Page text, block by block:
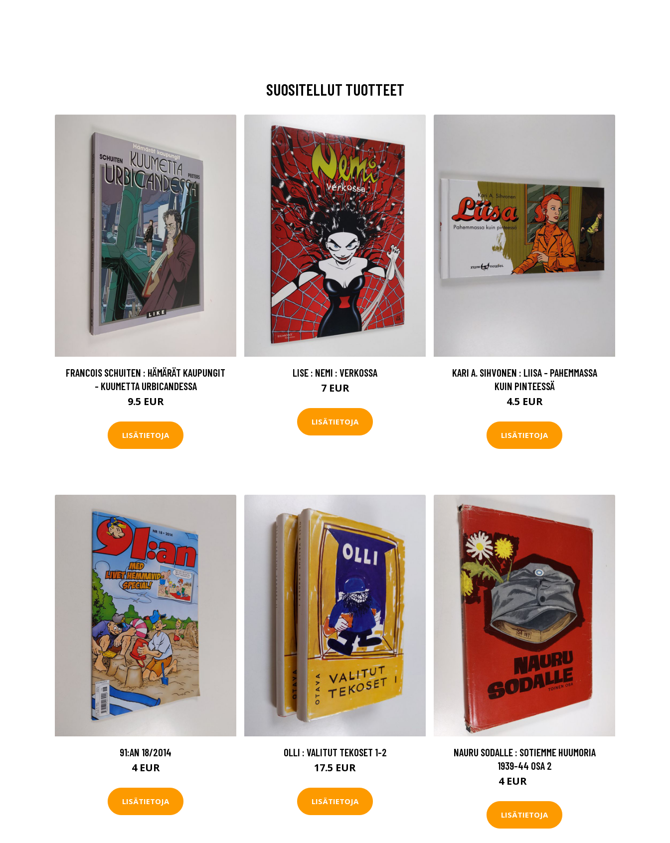
SUOSITELLUT TUOTTEET
FRANCOIS SCHUITEN : HÄMÄRÄT KAUPUNGIT
- KUUMETTA URBICANDESSA
9.5 EUR
LISÄTIETOJA
LISE : NEMI : VERKOSSA
7 EUR
LISÄTIETOJA
KARI A. SIHVONEN : LIISA - PAHEMMASSA
KUIN PINTEESSÄ
4.5 EUR
LISÄTIETOJA
91:AN 18/2014
4 EUR
LISÄTIETOJA
OLLI : VALITUT TEKOSET 1-2
17.5 EUR
LISÄTIETOJA
NAURU SODALLE : SOTIEMME HUUMORIA
1939-44 OSA 2
4 EUR
LISÄTIETOJA